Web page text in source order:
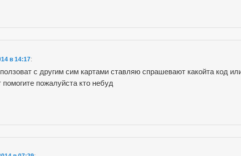
в 14:17:
с другим сим картами ставляю спрашевают какойта код
помогите пожалуйста кто небуд